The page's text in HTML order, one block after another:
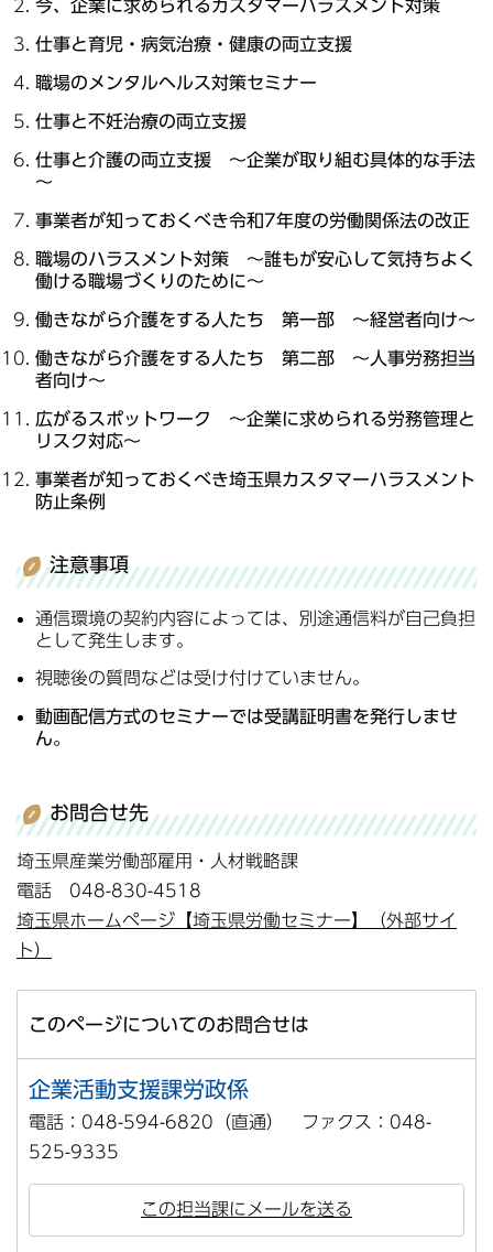
今、企業に求められるカスタマーハラスメント対策
仕事と育児・病気治療・健康の両立支援
職場のメンタルヘルス対策セミナー
仕事と不妊治療の両立支援
仕事と介護の両立支援 ～企業が取り組む具体的な手法
～
事業者が知っておくべき令和7年度の労働関係法の改正
職場のハラスメント対策 ～誰もが安心して気持ちよく
働ける職場づくりのために～
働きながら介護をする人たち 第一部 ～経営者向け～
働きながら介護をする人たち 第二部 ～人事労務担当
者向け～
広がるスポットワーク ～企業に求められる労務管理と
リスク対応～
事業者が知っておくべき埼玉県カスタマーハラスメント
防止条例
注意事項
通信環境の契約内容によっては、別途通信料が自己負担
として発生します。
視聴後の質問などは受け付けていません。
動画配信方式のセミナーでは受講証明書を発行しませ
ん。
お問合せ先
埼玉県産業労働部雇用・人材戦略課
電話 048-830-4518
埼玉県ホームページ【埼玉県労働セミナー】（外部サイ
ト）
このページについてのお問合せは
企業活動支援課労政係
電話：048-594-6820（直通） ファクス：048-
525-9335
この担当課にメールを送る